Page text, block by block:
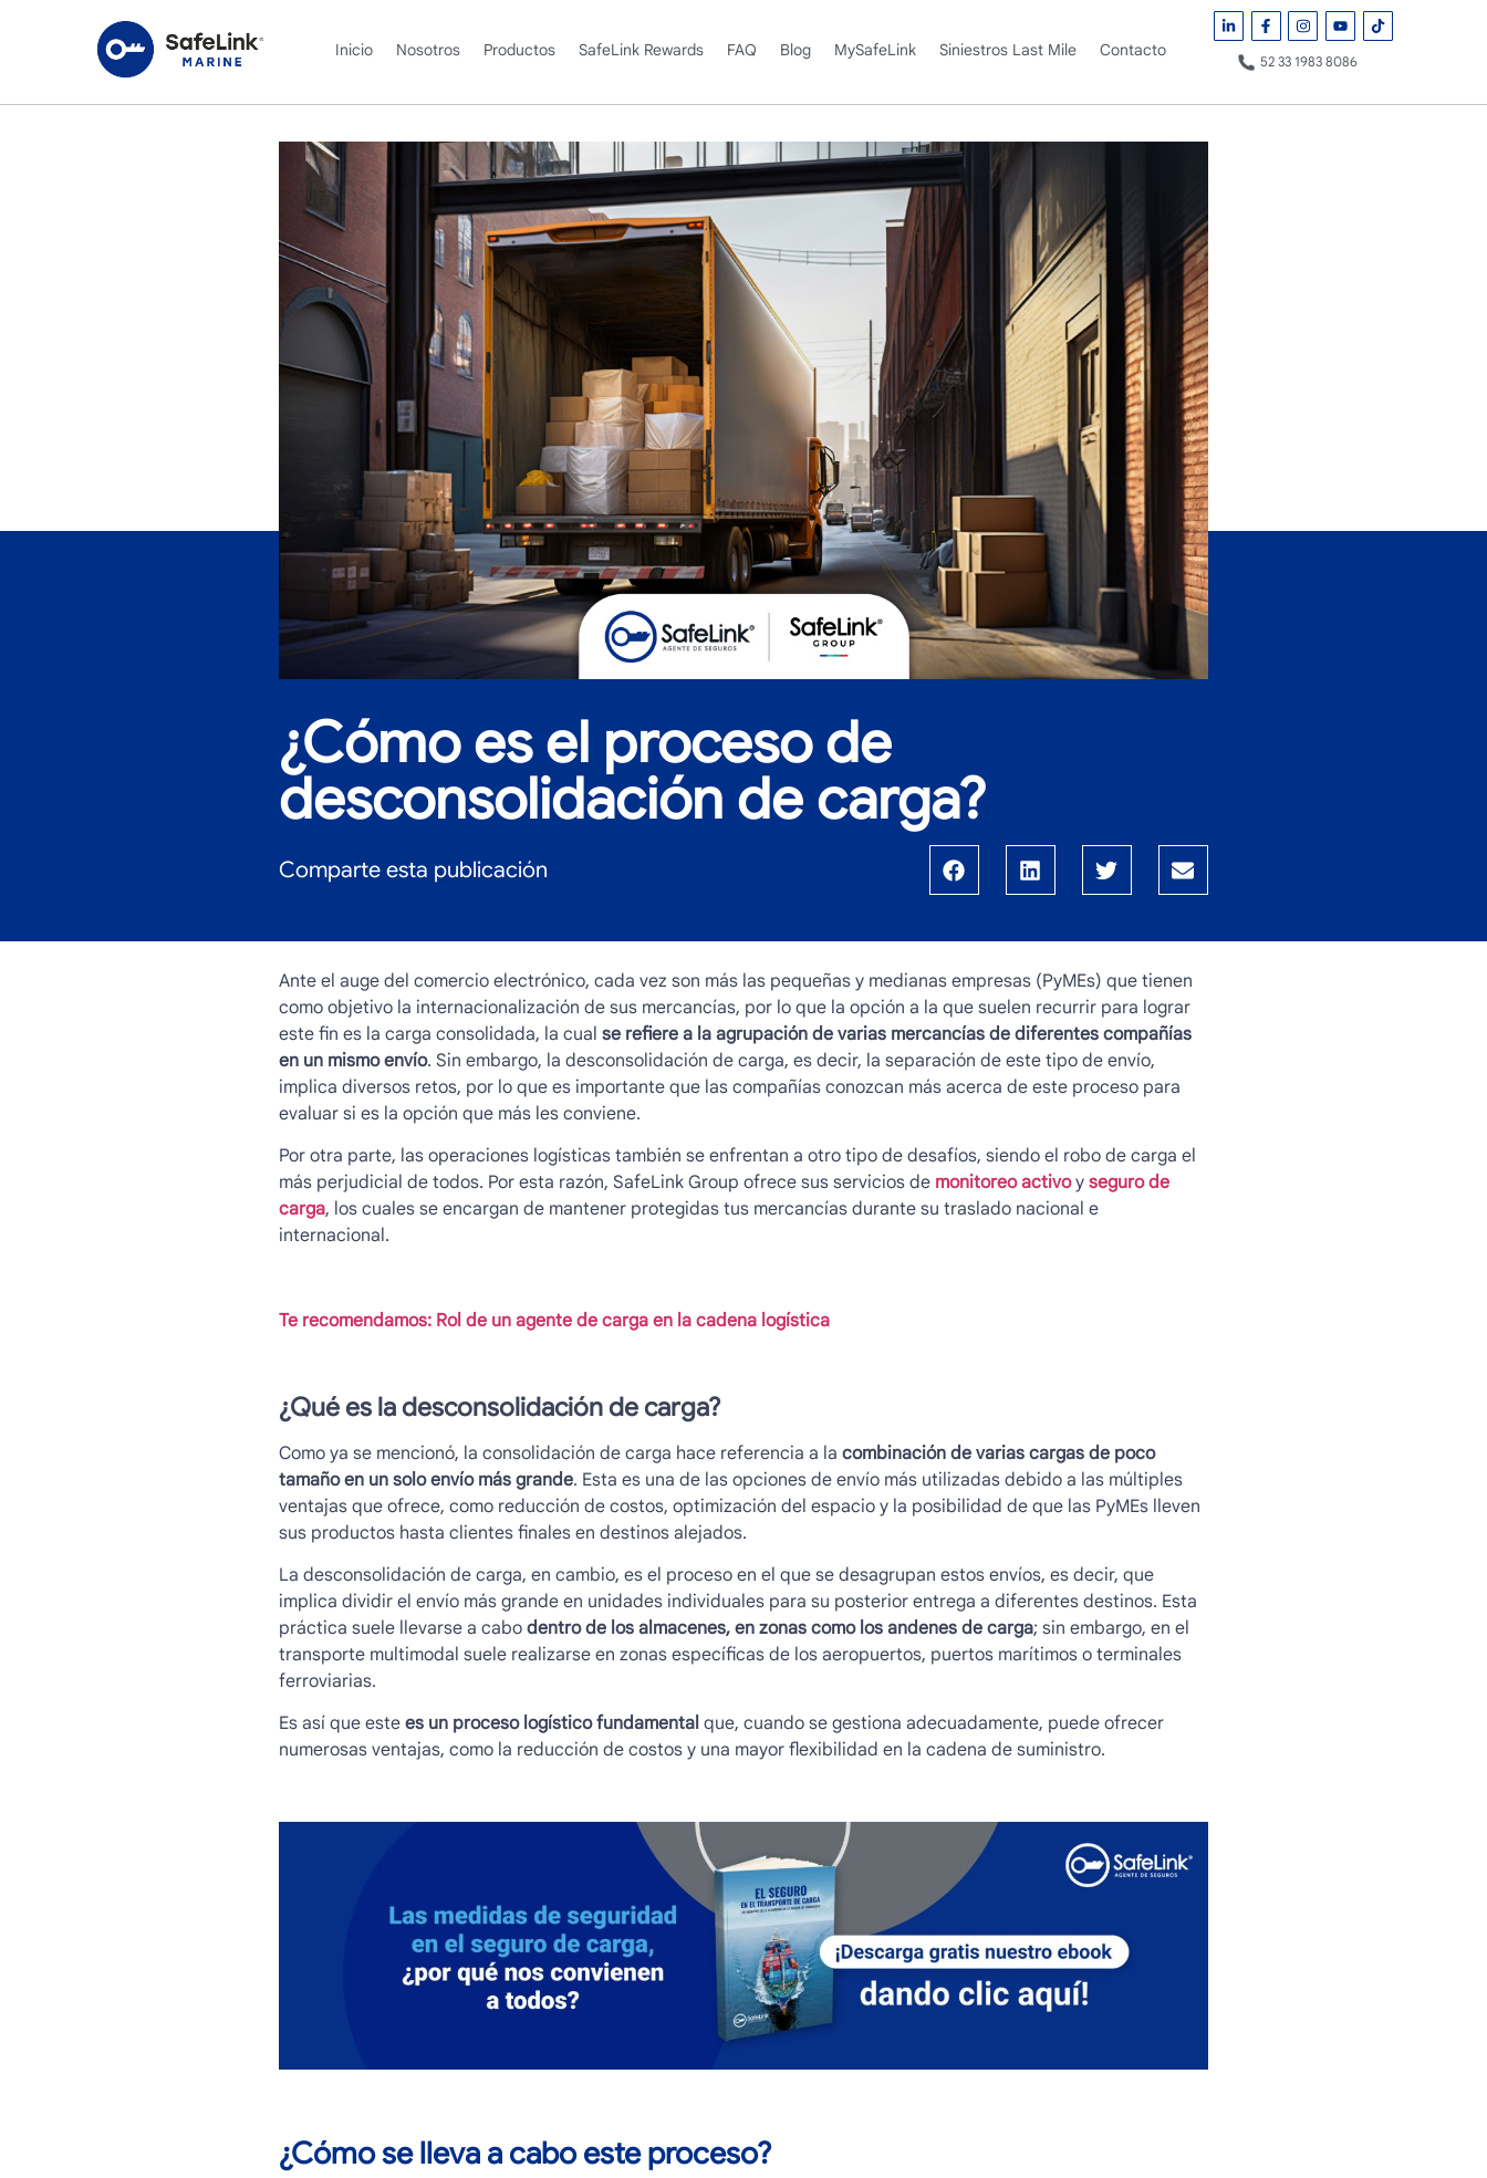
Inicio Nosotros Productos SafeLink Rewards FAQ Blog MySafeLink Siniestros Last Mile Contacto
52 33 1983 8086
¿Cómo es el proceso de
desconsolidación de carga?
Comparte esta publicación
Ante el auge del comercio electrónico, cada vez son más las pequeñas y medianas empresas (PyMEs) que tienen
como objetivo la internacionalización de sus mercancías, por lo que la opción a la que suelen recurrir para lograr
este fin es la carga consolidada, la cual se refiere a la agrupación de varias mercancías de diferentes compañías
en un mismo envío. Sin embargo, la desconsolidación de carga, es decir, la separación de este tipo de envío,
implica diversos retos, por lo que es importante que las compañías conozcan más acerca de este proceso para
evaluar si es la opción que más les conviene.
Por otra parte, las operaciones logísticas también se enfrentan a otro tipo de desafíos, siendo el robo de carga el
más perjudicial de todos. Por esta razón, SafeLink Group ofrece sus servicios de monitoreo activoy seguro de
carga, los cuales se encargan de mantener protegidas tus mercancías durante su traslado nacional e
internacional.
Te recomendamos: Rol de un agente de carga en la cadena logística
¿Qué es ladesconsolidación de carga?
Como ya se mencionó, la consolidación de carga hace referencia a la combinación de varias cargas de poco
tamaño en un solo envío más grande. Esta es una de las opciones de envío más utilizadas debido a las múltiples
ventajas que ofrece, como reducción de costos, optimización del espacio y la posibilidad de que las PyMEs lleven
sus productos hasta clientes finales en destinos alejados.
La desconsolidación de carga, en cambio, es el proceso en el que se desagrupan estos envíos, es decir, que
implica dividir el envío más grande en unidades individuales para su posterior entrega a diferentes destinos. Esta
práctica suele llevarse a cabo dentro de los almacenes, en zonas como los andenes de carga; sin embargo, en el
transporte multimodal suele realizarse en zonas específicas de los aeropuertos, puertos marítimos o terminales
ferroviarias.
Es así que este es un proceso logístico fundamentalque, cuando se gestiona adecuadamente, puede ofrecer
numerosas ventajas, como la reducción de costos y una mayor flexibilidad en la cadena de suministro.
¿Cómo se lleva a cabo este proceso?